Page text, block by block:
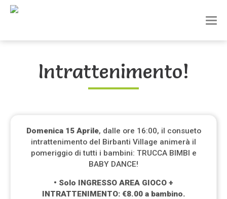
T
g
Intrattenimento!
Domenica 15 Aprile, dalle ore 16:00, il consueto
intrattenimento del Birbanti Village animerà il
pomeriggio di tutti i bambini: TRUCCA BIMBI e
BABY DANCE!
• Solo INGRESSO AREA GIOCO +
INTRATTENIMENTO: €8.00 a bambino.